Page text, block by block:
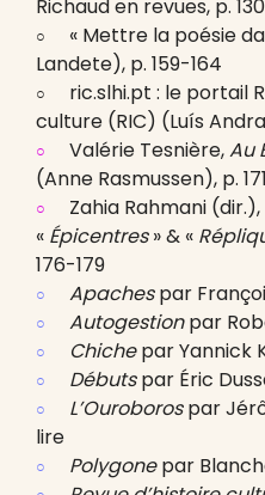
Richaud en revues, p.
« Mettre la poésie
Landete), p. 159-164
ric.slhi.pt : le portail
culture (RIC) (Luís
Valérie Tesnière,Au
(Anne Rasmussen), p.
Zahia Rahmani (dir.),
« Épicentres» & «
176-179
Apachespar
Autogestionpar
Chichepar Yannick
Débutspar Éric
L’Ouroborospar
lire
Polygonepar